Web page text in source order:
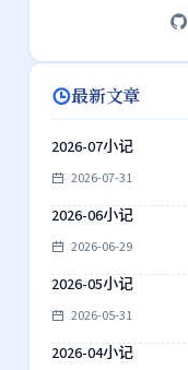
最新文章
2026-07小记
2026-07-31
2026-06小记
2026-06-29
2026-05小记
2026-05-31
2026-04小记